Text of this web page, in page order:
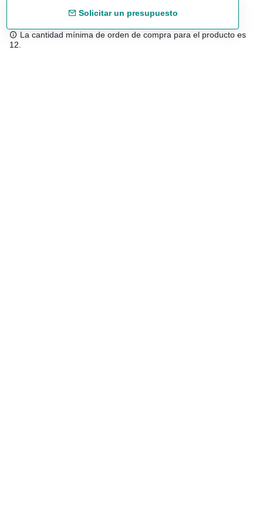
Solicitar un presupuesto
La cantidad mínima de orden de compra para el producto es
12.